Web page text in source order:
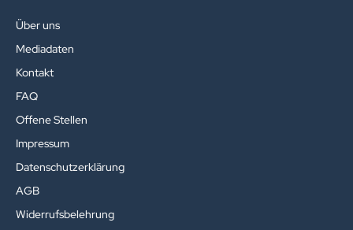
Über uns
Mediadaten
Kontakt
FAQ
Offene Stellen
Impressum
Datenschutzerklärung
AGB
Widerrufsbelehrung